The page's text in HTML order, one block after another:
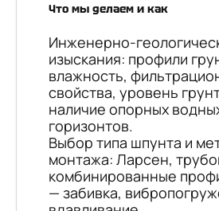
Что мы делаем и как
Инженерно-
изыскания: профили
влажность,
свойства, уровень
наличие опорных
горизонтов.
Выбор типа шпунта и
монтажа: Ларсен,
комбинированные
— забивка,